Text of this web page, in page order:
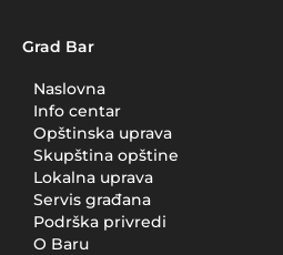
Grad Bar
Naslovna
Info centar
Opštinska uprava
Skupština opštine
Lokalna uprava
Servis građana
Podrška privredi
O Baru